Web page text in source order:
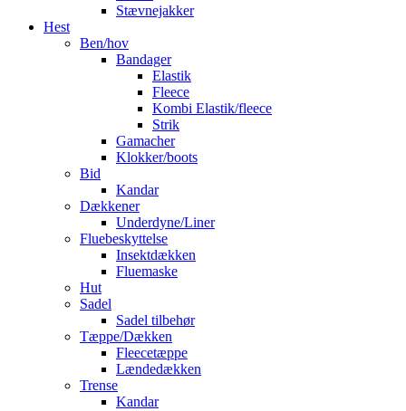
Stævnejakker
Hest
Ben/hov
Bandager
Elastik
Fleece
Kombi Elastik/fleece
Strik
Gamacher
Klokker/boots
Bid
Kandar
Dækkener
Underdyne/Liner
Fluebeskyttelse
Insektdækken
Fluemaske
Hut
Sadel
Sadel tilbehør
Tæppe/Dækken
Fleecetæppe
Lændedækken
Trense
Kandar